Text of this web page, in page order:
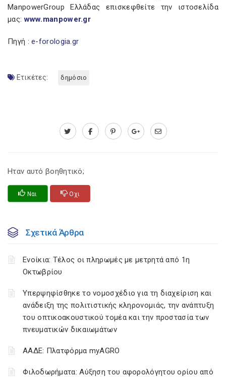
ManpowerGroup Ελλάδας επισκεφθείτε την ιστοσελίδα
μας:www.manpower.gr
Πηγή :e-forologia.gr
Ετικέτες: δημόσιο
Ηταν αυτό βοηθητικό;
Ναι Οχι
Σχετικά Άρθρα
Ενοίκια: Τέλος οι πληρωμές με μετρητά από 1η
Οκτωβρίου
Υπερψηφίσθηκε το νομοσχέδιο για τη διαχείριση και
ανάδειξη της πολιτιστικής κληρονομιάς, την ανάπτυξη
του οπτικοακουστικού τομέα και την προστασία των
πνευματικών δικαιωμάτων
ΑΑΔΕ: Πλατφόρμα myAGRO
Φιλοδωρήματα: Αύξηση του αφορολόγητου ορίου από